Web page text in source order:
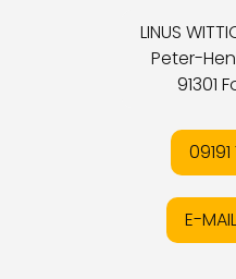
LINUS
Peter-
91301
E-